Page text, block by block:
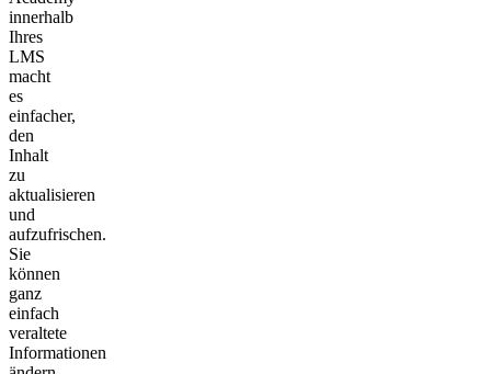
innerhalb
Ihres
LMS
macht
es
einfacher,
den
Inhalt
zu
aktualisieren
und
aufzufrischen.
Sie
können
ganz
einfach
veraltete
Informationen